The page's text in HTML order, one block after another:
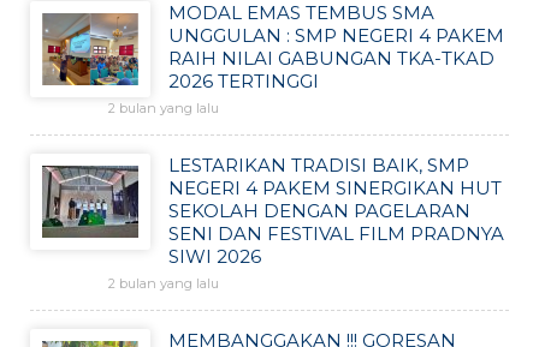
MODAL EMAS TEMBUS SMA
UNGGULAN : SMP NEGERI 4 PAKEM
RAIH NILAI GABUNGAN TKA-TKAD
2026 TERTINGGI
2 bulan yang lalu
LESTARIKAN TRADISI BAIK, SMP
NEGERI 4 PAKEM SINERGIKAN HUT
SEKOLAH DENGAN PAGELARAN
SENI DAN FESTIVAL FILM PRADNYA
SIWI 2026
2 bulan yang lalu
MEMBANGGAKAN !!! GORESAN